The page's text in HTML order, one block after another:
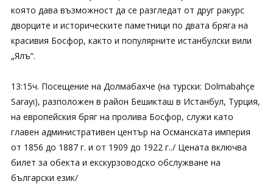
която дава възможност да се разгледат от друг ракурс
дворците и историческите паметници по двата бряга на
красивия Босфор, както и популярните истанбулски вили
„Ялъ“.
13:15ч. Посещение на Долмабахче (на турски: Dolmabahçe
Sarayı), разположен в район Бешикташ в Истанбул, Турция,
на европейския бряг на пролива Босфор, служи като
главен административен център на Османската империя
от 1856 до 1887 г. и от 1909 до 1922 г../ Цената включва
билет за обекта и екскурзоводско обслужване на
български език/